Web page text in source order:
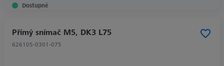
Dostupné
Přímý snímač M5, DK3 L75
626105-0301-075